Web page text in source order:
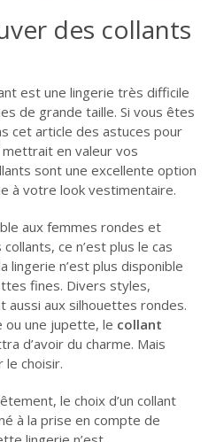
des collants
est une lingerie très difficile
de grande taille. Si vous êtes
cet article des astuces pour
mettrait en valeur vos
sont une excellente option
à votre look vestimentaire.
aux femmes rondes et
ce n’est plus le cas
lingerie n’est plus disponible
fines. Divers styles,
aussi aux silhouettes rondes.
ou une jupette, le collant
d’avoir du charme. Mais
le choisir.
le choix d’un collant
à la prise en compte de